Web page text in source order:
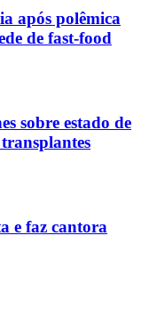
após polêmica
de fast-food
sobre estado de
e faz cantora